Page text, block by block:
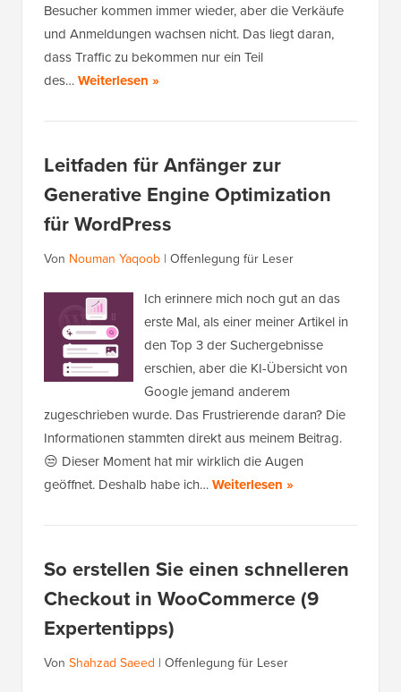
Besucher kommen immer wieder, aber die Verkäufe
und Anmeldungen wachsen nicht. Das liegt daran,
dass Traffic zu bekommen nur ein Teil
des…Weiterlesen »
Leitfaden für Anfänger zur
Generative Engine Optimization
für WordPress
Von Nouman Yaqoob | Offenlegung für Leser
Ich erinnere mich noch gut an das
erste Mal, als einer meiner Artikel in
den Top 3 der Suchergebnisse
erschien, aber die KI-Übersicht von
Google jemand anderem
zugeschrieben wurde. Das Frustrierende daran? Die
Informationen stammten direkt aus meinem Beitrag.
😒 Dieser Moment hat mir wirklich die Augen
geöffnet. Deshalb habe ich…Weiterlesen »
So erstellen Sie einen schnelleren
Checkout in WooCommerce (9
Expertentipps)
Von Shahzad Saeed | Offenlegung für Leser